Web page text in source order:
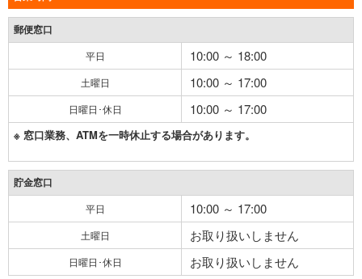
郵便窓口
平日 10:00 ～ 18:00
土曜日 10:00 ～ 17:00
日曜日･休日 10:00 ～ 17:00
※ 窓口業務、ATMを一時休止する場合があります。
貯金窓口
平日 10:00 ～ 17:00
土曜日 お取り扱いしません
日曜日･休日 お取り扱いしません